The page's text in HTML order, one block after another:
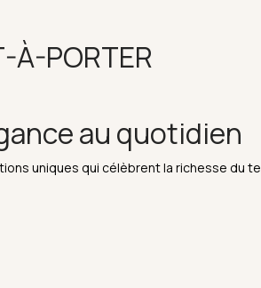
À-PORTER
au quotidien
uniques qui célèbrent la richesse du